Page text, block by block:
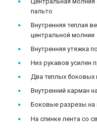
пальто
Внутренняя теплая
центральной молнии
Внутренняя утяжка
Низ рукавов усилен
Два теплых боковых
Внутренний карман
Боковые разрезы на
На спинке лента со